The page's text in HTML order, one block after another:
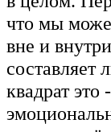
что мы
вне и
составляет
квадрат это